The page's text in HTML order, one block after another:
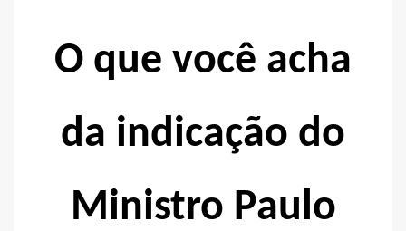
O que você acha
da indicação do
Ministro Paulo